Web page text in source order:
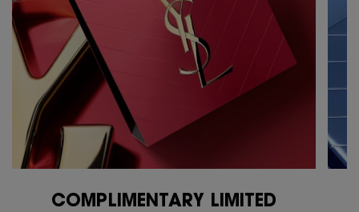
COMPLIMENTARY LIMITED